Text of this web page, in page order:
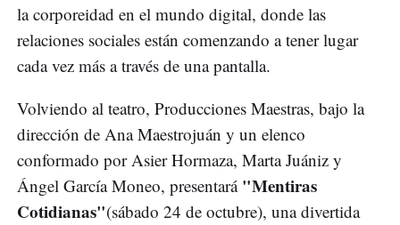
la corporeidad en el mundo digital, donde las
relaciones sociales están comenzando a tener lugar
cada vez más a través de una pantalla.
Volviendo al teatro, Producciones Maestras, bajo la
dirección de Ana Maestrojuán y un elenco
conformado por Asier Hormaza, Marta Juániz y
Ángel García Moneo, presentará "Mentiras
Cotidianas"(sábado 24 de octubre), una divertida